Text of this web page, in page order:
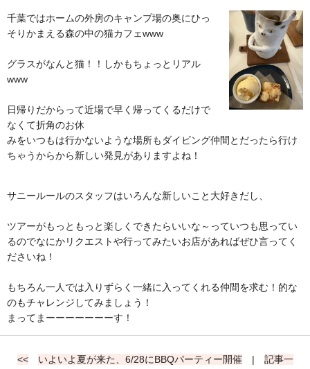
千葉ではホームの外房のキャンプ場の奥にひっ
そりかまえる森の中の猫カフェwww
グラスがなんと猫！！しかもちょっとリアル
www
日帰りだからって近場で早く帰ってくるだけで
なくて折角のお休
みをいつもは行かないような場所もダイビング仲間とだったら行け
ちゃうからから新しい発見がありますよね！
サニールールのスタッフはいろんな新しいこと大好きだし、
ツアーがもっともっと楽しくできたらいいな～っていつも思ってい
るのでなにかリクエストや行ってみたいお店があればぜひ言ってく
ださいね！
もちろん一人では入りずらく一緒に入ってくれる仲間を求む！的な
のもチャレンジしてみましょう！
まってまーーーーーーーす！
<< いよいよ夏が来た、6/28にBBQパーティー開催| 記事一